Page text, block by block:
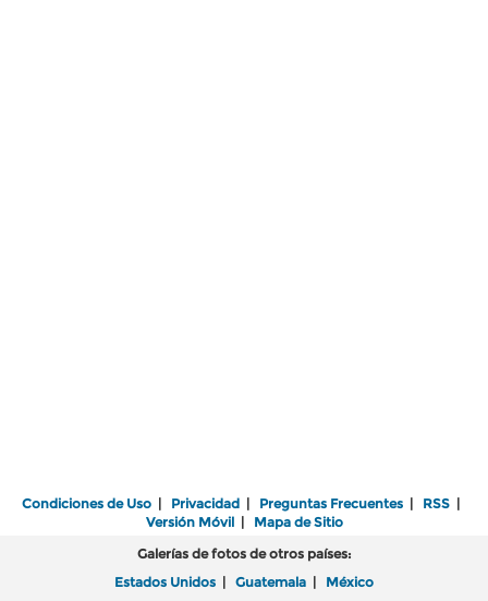
Condiciones de Uso | Privacidad | Preguntas Frecuentes | RSS |
Versión Móvil| Mapa de Sitio
Galerías de fotos de otros países:
Estados Unidos | Guatemala | México